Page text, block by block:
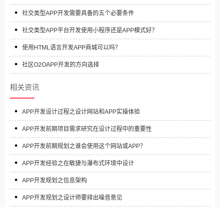
社交类型APP开发需要具备的五个必要条件
社交类型APP平台开发使用小程序还是APP模式好？
使用HTML语言开发APP商城可以吗？
社区O2OAPP开发的方向选择
相关资讯
APP开发设计过程之设计网站和APP实操体验
APP开发前期项目需求研究在设计过程中的重要性
APP开发前期规划之谁会使用这个网站或APP？
APP开发经验之在敏捷与瀑布式环境中设计
APP开发规划之信息架构
APP开发规划之设计师要排出噪音意见